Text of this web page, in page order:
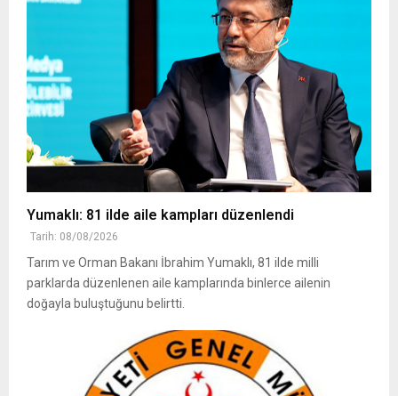
Yumaklı: 81 ilde aile kampları düzenlendi
Tarih: 08/08/2026
Tarım ve Orman Bakanı İbrahim Yumaklı, 81 ilde milli
parklarda düzenlenen aile kamplarında binlerce ailenin
doğayla buluştuğunu belirtti.